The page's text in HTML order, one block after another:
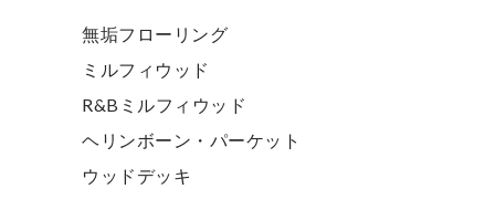
無垢フローリング
ミルフィウッド
R&Bミルフィウッド
ヘリンボーン・パーケット
ウッドデッキ